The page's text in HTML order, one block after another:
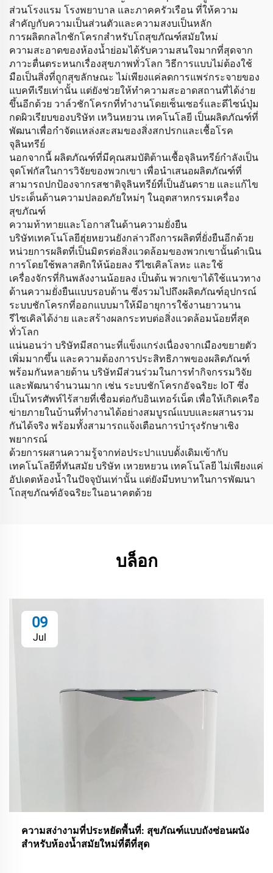
ส่วนโรงแรม โรงพยาบาล และภาคครัวเรือน ที่ให้ความ
สำคัญกับความเป็นส่วนตัวและความสงบเป็นหลัก
การผลิตกลไกชักโครกสำหรับโถสุขภัณฑ์สมัยใหม่
ความสะอาดของห้องน้ำย่อมได้รับความสนใจมากที่สุดจาก
ภาวะตื่นตระหนกเรื่องสุขภาพทั่วโลก วิธีการแบบไม่ต้องใช้
มือเป็นสิ่งที่ถูกสุขลักษณะ ไม่เพียงแค่ลดการแพร่กระจายของ
แบคทีเรียเท่านั้น แต่ยังช่วยให้ทำความสะอาดสถานที่ได้ง่าย
ขึ้นอีกด้วย วาล์วชักโครกที่ทำงานโดยเซ็นเซอร์และดีไซน์ปุ่ม
กดผิวเรียบของบริษัท เหวินหยวน เทคโนโลยี เป็นผลิตภัณฑ์ที่
พัฒนาเพื่อกำจัดแหล่งสะสมของสิ่งสกปรกและเชื้อโรค
จุลินทรีย์
นอกจากนี้ ผลิตภัณฑ์ที่มีคุณสมบัติต้านเชื้อจุลินทรีย์กำลังเป็น
จุดโฟกัสในการวิจัยของพวกเขา เพื่อนำเสนอผลิตภัณฑ์ที่
สามารถปกป้องจากรสชาติจุลินทรีย์ที่เป็นอันตราย และแก้ไข
ประเด็นด้านความปลอดภัยใหม่ๆ ในอุตสาหกรรมเครื่อง
สุขภัณฑ์
ความท้าทายและโอกาสในด้านความยั่งยืน
บริษัทเทคโนโลยีฮุ่ยหยวนยังกล่าวถึงการผลิตที่ยั่งยืนอีกด้วย
หน่วยการผลิตที่เป็นมิตรต่อสิ่งแวดล้อมของพวกเขานั้นดำเนิน
การโดยใช้พลาสติกให้น้อยลง รีไซเคิลโลหะ และใช้
เครื่องจักรที่กินพลังงานน้อยลง เป็นต้น พวกเขาได้ใช้แนวทาง
ด้านความยั่งยืนแบบรอบด้าน ซึ่งรวมไปถึงผลิตภัณฑ์อุปกรณ์
ระบบชักโครกที่ออกแบบมาให้มีอายุการใช้งานยาวนาน
รีไซเคิลได้ง่าย และสร้างผลกระทบต่อสิ่งแวดล้อมน้อยที่สุด
ทั่วโลก
แน่นอนว่า บริษัทมีสถานะที่แข็งแกร่งเนื่องจากเมืองขยายตัว
เพิ่มมากขึ้น และความต้องการประสิทธิภาพของผลิตภัณฑ์
พร้อมกันหลายด้าน บริษัทมีส่วนร่วมในการทำกิจกรรมวิจัย
และพัฒนาจำนวนมาก เช่น ระบบชักโครกอัจฉริยะ IoT ซึ่ง
เป็นโทรศัพท์ไร้สายที่เชื่อมต่อกับอินเทอร์เน็ต เพื่อให้เกิดเครือ
ข่ายภายในบ้านที่ทำงานได้อย่างสมบูรณ์แบบและผสานรวม
กันได้จริง พร้อมทั้งสามารถแจ้งเตือนการบำรุงรักษาเชิง
พยากรณ์
ด้วยการผสานความรู้จากท่อประปาแบบดั้งเดิมเข้ากับ
เทคโนโลยีที่ทันสมัย บริษัท เหวยหยวน เทคโนโลยี ไม่เพียงแค่
อัปเดตห้องน้ำในปัจจุบันเท่านั้น แต่ยังมีบทบาทในการพัฒนา
โถสุขภัณฑ์อัจฉริยะในอนาคตด้วย
บล็อก
09
Jul
ความสง่างามที่ประหยัดพื้นที่: สุขภัณฑ์แบบถังซ่อนผนัง
สำหรับห้องน้ำสมัยใหม่ที่ดีที่สุด